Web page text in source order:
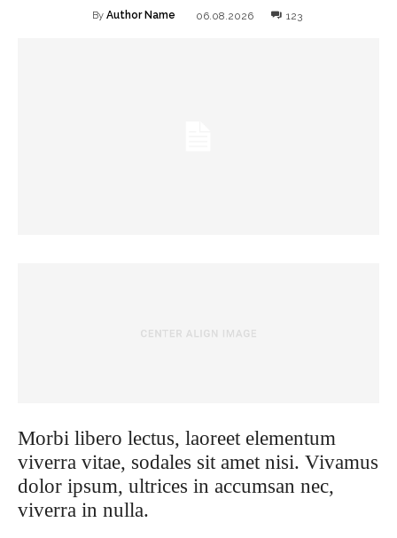
By Author Name 06.08.2026 123
Morbi libero lectus, laoreet elementum
viverra vitae, sodales sit amet nisi. Vivamus
dolor ipsum, ultrices in accumsan nec,
viverra in nulla.